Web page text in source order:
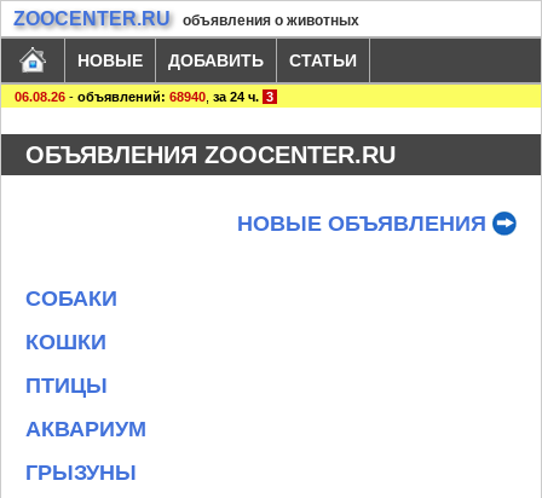
ZOOCENTER.RU объявления о животных
НОВЫЕ ДОБАВИТЬ СТАТЬИ
06.08.26 - объявлений: 68940 за 24 ч. 3
ОБЪЯВЛЕНИЯ ZOOCENTER.RU
НОВЫЕ ОБЪЯВЛЕНИЯ
СОБАКИ
КОШКИ
ПТИЦЫ
АКВАРИУМ
ГРЫЗУНЫ